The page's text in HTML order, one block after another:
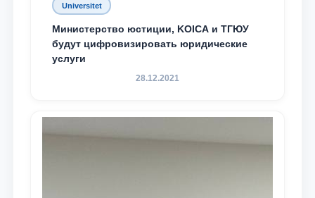
Universitet
Министерство юстиции, KOICA и ТГЮУ
будут цифровизировать юридические
услуги
28.12.2021